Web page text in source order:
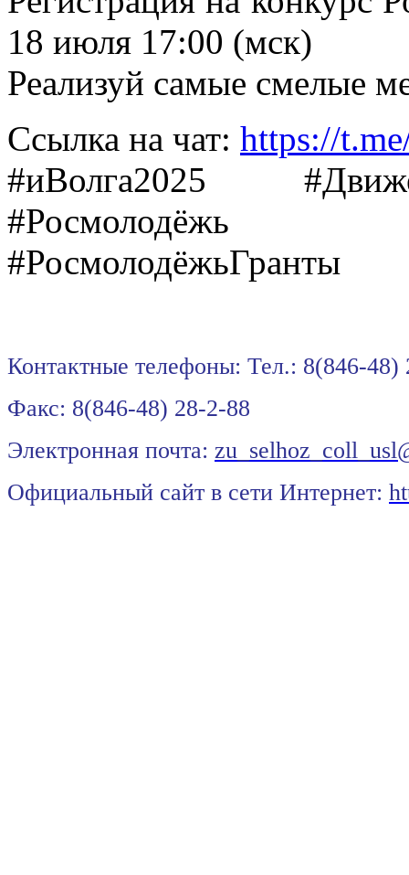
18 июля 17:00 (мск)
Реализуй самые смелые
Ссылка на чат: https://
#иВолга2025
#Росмолодёжь
#РосмолодёжьГранты
Контактные телефоны: Тел.: 8(846-
Факс: 8(846-48)
Электронная почта:
Официальный сайт в сети Интернет: